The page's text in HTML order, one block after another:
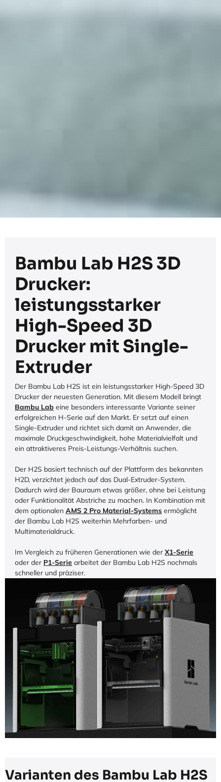
Bambu Lab H2S 3D
Drucker:
leistungsstarker
High-Speed 3D
Drucker mit Single-
Extruder
Der Bambu Lab H2S ist ein leistungsstarker High-Speed 3D
Drucker der neuesten Generation. Mit diesem Modell bringt
Bambu Lab eine besonders interessante Variante seiner
erfolgreichen H-Serie auf den Markt. Er setzt auf einen
Single-Extruder und richtet sich damit an Anwender, die
maximale Druckgeschwindigkeit, hohe Materialvielfalt und
ein attraktiveres Preis-Leistungs-Verhältnis suchen.
Der H2S basiert technisch auf der Plattform des bekannten
H2D, verzichtet jedoch auf das Dual-Extruder-System.
Dadurch wird der Bauraum etwas größer, ohne bei Leistung
oder Funktionalität Abstriche zu machen. In Kombination mit
dem optionalen AMS 2 Pro Material-Systems ermöglicht
der Bambu Lab H2S weiterhin Mehrfarben- und
Multimaterialdruck.
Im Vergleich zu früheren Generationen wie der X1-Serie
oder der P1-Serie arbeitet der Bambu Lab H2S nochmals
schneller und präziser.
Varianten des Bambu Lab H2S